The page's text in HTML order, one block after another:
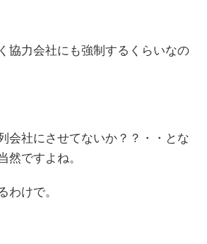
協力会社にも強制するくらいなの
会社にさせてないか？？・・とな
然ですよね。
わけで。